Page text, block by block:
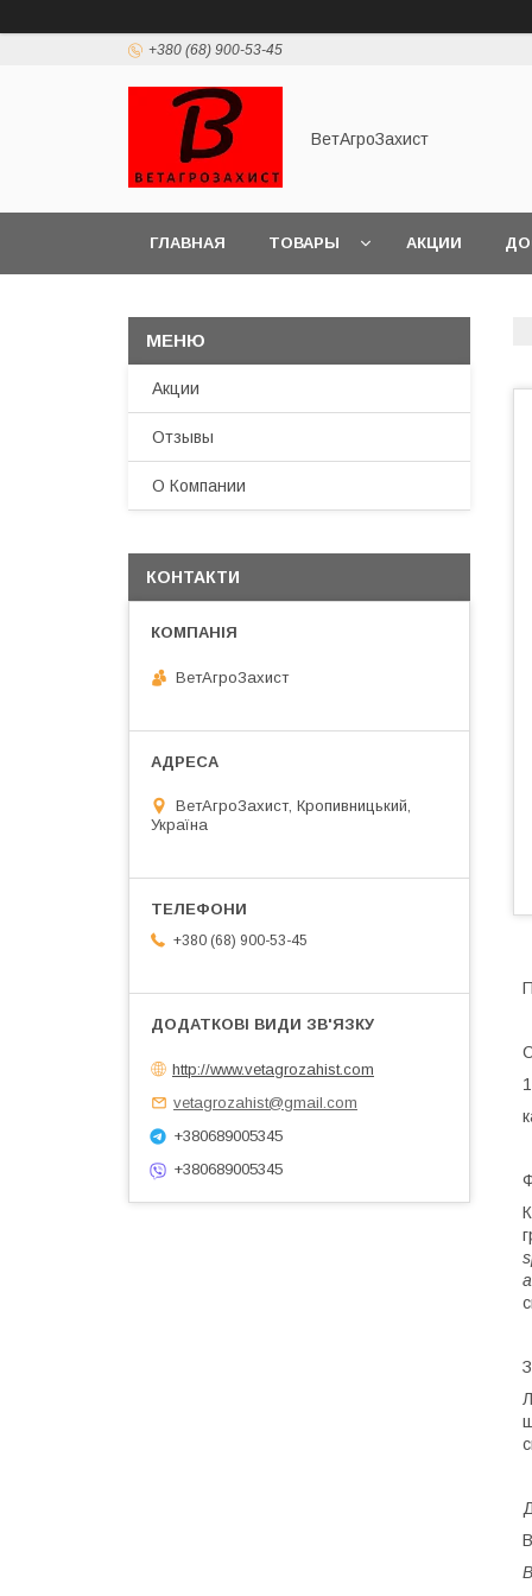
+380 (68) 900-53-45
ВетАгроЗахист
ГЛАВНАЯ ТОВАРЫ АКЦИИ
Акции
Отзывы
О Компании
КОНТАКТИ
ВетАгроЗахист
ВетАгроЗахист, Кропивницький,
Україна
+380 (68) 900-53-45
http://www.vetagrozahist.com
vetagrozahist@gmail.com
+380689005345
+380689005345